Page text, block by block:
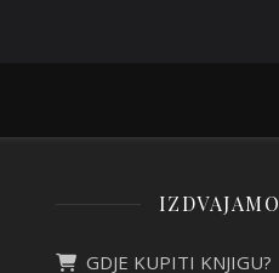
IZDVAJAMO
GDJE KUPITI KNJIGU?